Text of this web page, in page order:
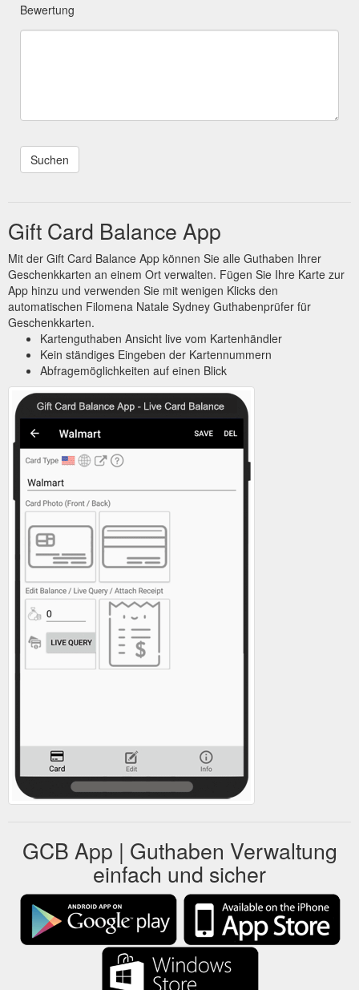
Bewertung
Gift Card Balance App
Mit der Gift Card Balance App können Sie alle Guthaben Ihrer
Geschenkkarten an einem Ort verwalten. Fügen Sie Ihre Karte zur
App hinzu und verwenden Sie mit wenigen Klicks den
automatischen Filomena Natale Sydney Guthabenprüfer für
Geschenkkarten.
Kartenguthaben Ansicht live vom Kartenhändler
Kein ständiges Eingeben der Kartennummern
Abfragemöglichkeiten auf einen Blick
GCB App | Guthaben Verwaltung
einfach und sicher